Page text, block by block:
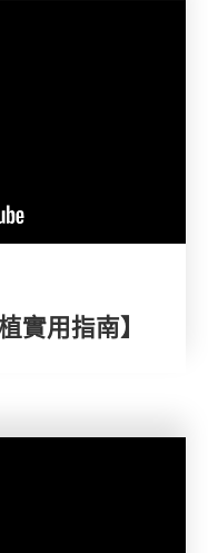
實用指南】